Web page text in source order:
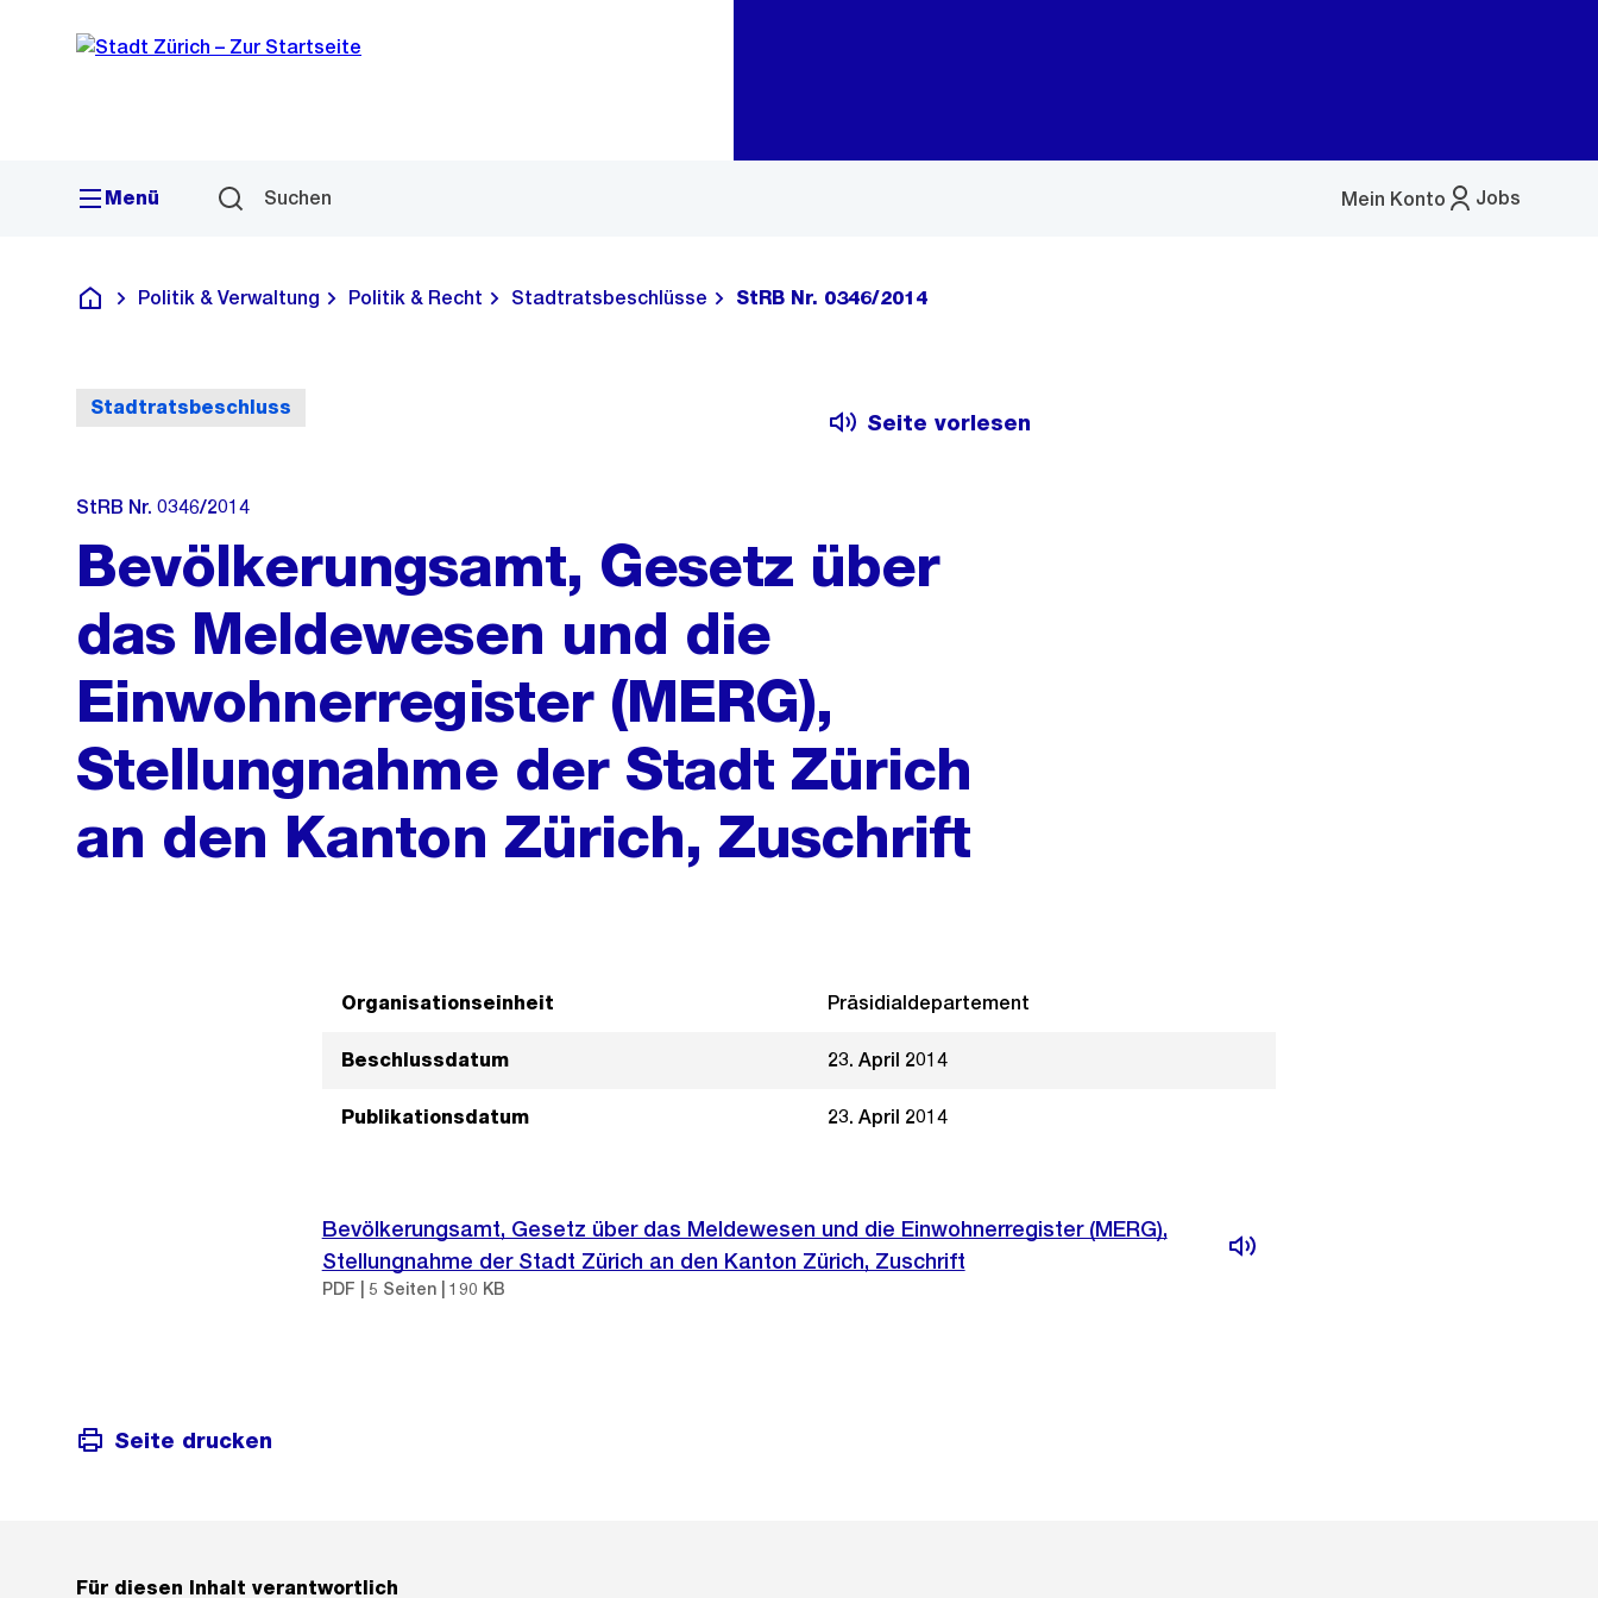
Navigation
Sprunglink
Menü Suchen Jobs
Mein Konto
Menü
Deutsch
Politik & Verwaltung Politik & Recht Stadtratsbeschlüsse StRB Nr. 0346/2014
Stadtratsbeschluss
Seite vorlesen
StRB Nr. 0346/2014
Bevölkerungsamt, Gesetz über
das Meldewesen und die
Einwohnerregister (MERG),
Stellungnahme der Stadt Zürich
an den Kanton Zürich, Zuschrift
Organisationseinheit Präsidialdepartement
Beschlussdatum 23. April 2014
Publikationsdatum 23. April 2014
Bevölkerungsamt, Gesetz über das Meldewesen und die Einwohnerregister (MERG),
Stellungnahme der Stadt Zürich an den Kanton Zürich, Zuschrift
PDF | 5 Seiten | 190 KB
Seite drucken
Für diesen Inhalt verantwortlich